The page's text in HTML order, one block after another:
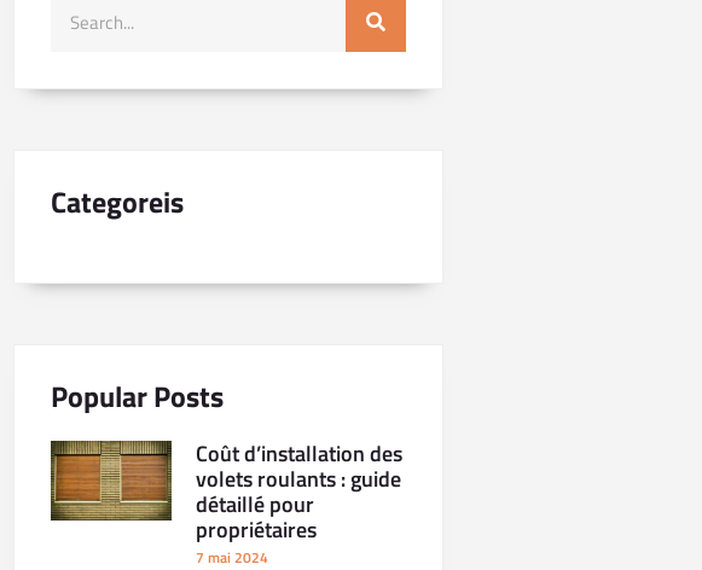
Categoreis
Popular Posts
Coût d’installation des
volets roulants : guide
détaillé pour
propriétaires
7 mai 2024